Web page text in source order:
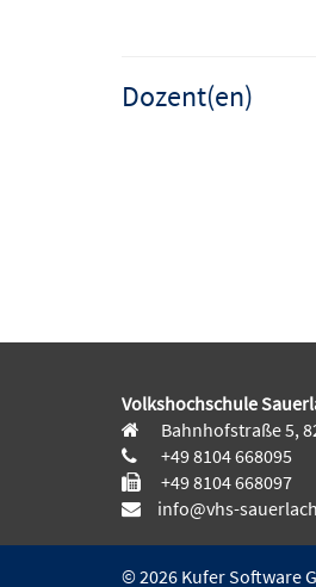
Dozent(en)
Volkshochschule
Bahnhofstraße 5,
+49 8104 668095
+49 8104 668097
info@vhs-
© 2026 Kufer Software